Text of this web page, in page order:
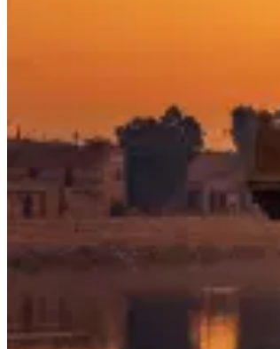
İş seyahatlerinizde size vakit
İlham ver
Uzun uçuşları daha konforlu
Hızlı, güvenli, avantajlarla dolu
kullanılır?